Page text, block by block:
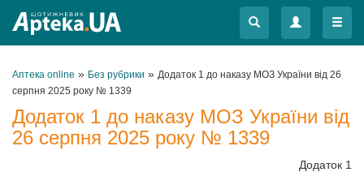
Меню
Меню
Аптека online » Без рубрики » Додаток 1 до наказу МОЗ України від 26
серпня 2025 року № 1339
Додаток 1 до наказу МОЗ України від
26 серпня 2025 року № 1339
Додаток 1